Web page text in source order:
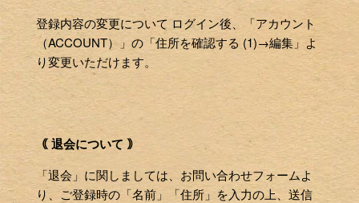
登録内容の変更について ログイン後、「アカウント
（ACCOUNT）」の「住所を確認する (1)→編集」よ
り変更いただけます。
｟ 退会について ｠
「退会」に関しましては、お問い合わせフォームよ
り、ご登録時の「名前」「住所」を入力の上、送信